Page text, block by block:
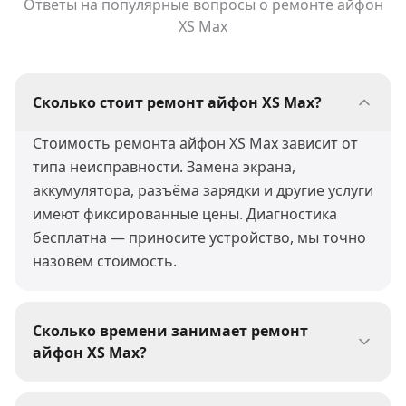
Ответы на популярные вопросы о ремонтеайфон
XS Max
Сколько стоит ремонт айфон XS Max?
Стоимость ремонта айфон XS Max зависит от
типа неисправности. Замена экрана,
аккумулятора, разъёма зарядки и другие услуги
имеют фиксированные цены. Диагностика
бесплатна — приносите устройство, мы точно
назовём стоимость.
Сколько времени занимает ремонт
айфон XS Max?